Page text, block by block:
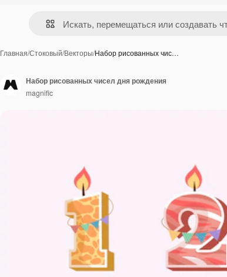
Главная/Стоковый/Векторы/Набор рисованных чис…
Набор рисованных чисел дня рождения
magnific